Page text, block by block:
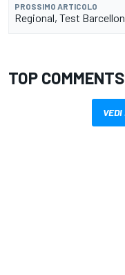
PROSSIMO ARTICOLO
Regional, Test
TOP COMMENTS
VEDI